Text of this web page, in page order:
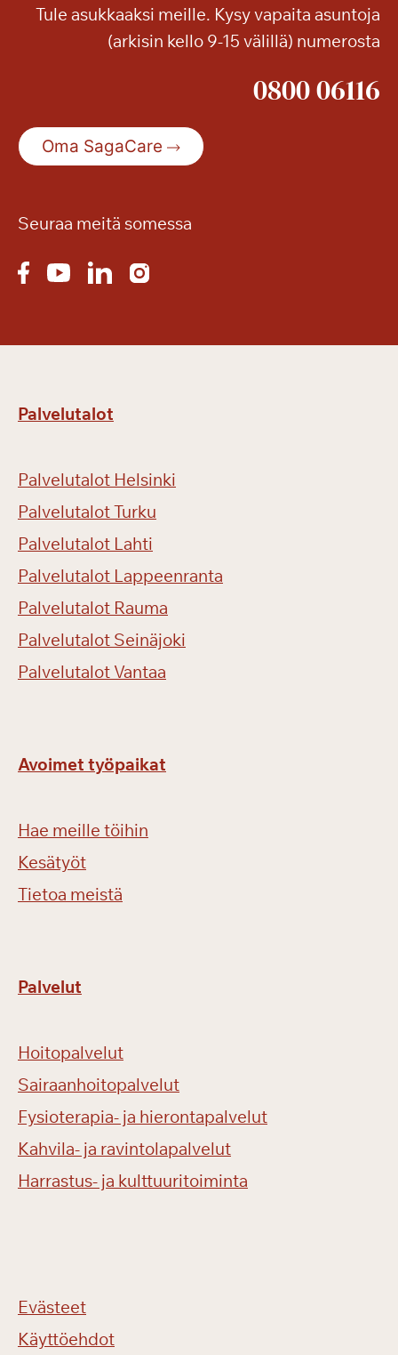
Tule asukkaaksi meille. Kysy vapaita asuntoja
(arkisin kello 9-15 välillä) numerosta
0800 06116
Oma SagaCare
Seuraa meitä somessa
Palvelutalot
Palvelutalot Helsinki
Palvelutalot Turku
Palvelutalot Lahti
Palvelutalot Lappeenranta
Palvelutalot Rauma
Palvelutalot Seinäjoki
Palvelutalot Vantaa
Avoimet työpaikat
Hae meille töihin
Kesätyöt
Tietoa meistä
Palvelut
Hoitopalvelut
Sairaanhoitopalvelut
Fysioterapia- ja hierontapalvelut
Kahvila- ja ravintolapalvelut
Harrastus- ja kulttuuritoiminta
Evästeet
Käyttöehdot